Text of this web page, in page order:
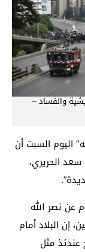
والفساد –
اليوم السبت أن
سعد الحريري،
عن نصر الله
إن البلاد أمام
عندئذ مثل